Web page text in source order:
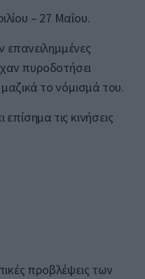
– 27 Μαΐου.
πυροδοτήσει
το νόμισμά του.
τις κινήσεις
προβλέψεις των